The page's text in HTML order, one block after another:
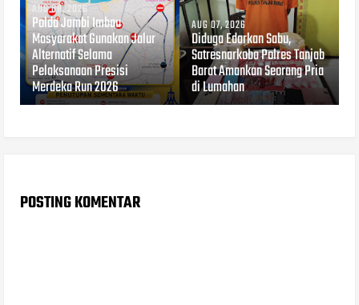
AUG 08, 2026
Polda Jambi Imbau
Masyarakat Gunakan Jalur
Alternatif Selama
Pelaksanaan Presisi
Merdeka Run 2026
AUG 07, 2026
Diduga Edarkan Sabu,
Satresnarkoba Polres Tanjab
Barat Amankan Seorang Pria
di Lumahan
POSTING KOMENTAR